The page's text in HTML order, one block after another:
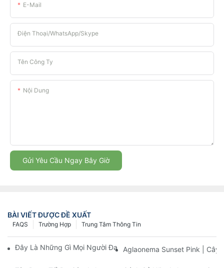
E-Mail
Điện Thoại/WhatsApp/Skype
Tên Công Ty
Nội Dung
Gửi Yêu Cầu Ngay Bây Giờ
BÀI VIẾT ĐƯỢC ĐỀ XUẤT
Trung Tâm Thông Tin
Trường Hợp
FAQS
Đây Là Những Gì Mọi Người Đang Nói Về Aglaonema Sunset
Aglaonema Sunset Pink | Cây